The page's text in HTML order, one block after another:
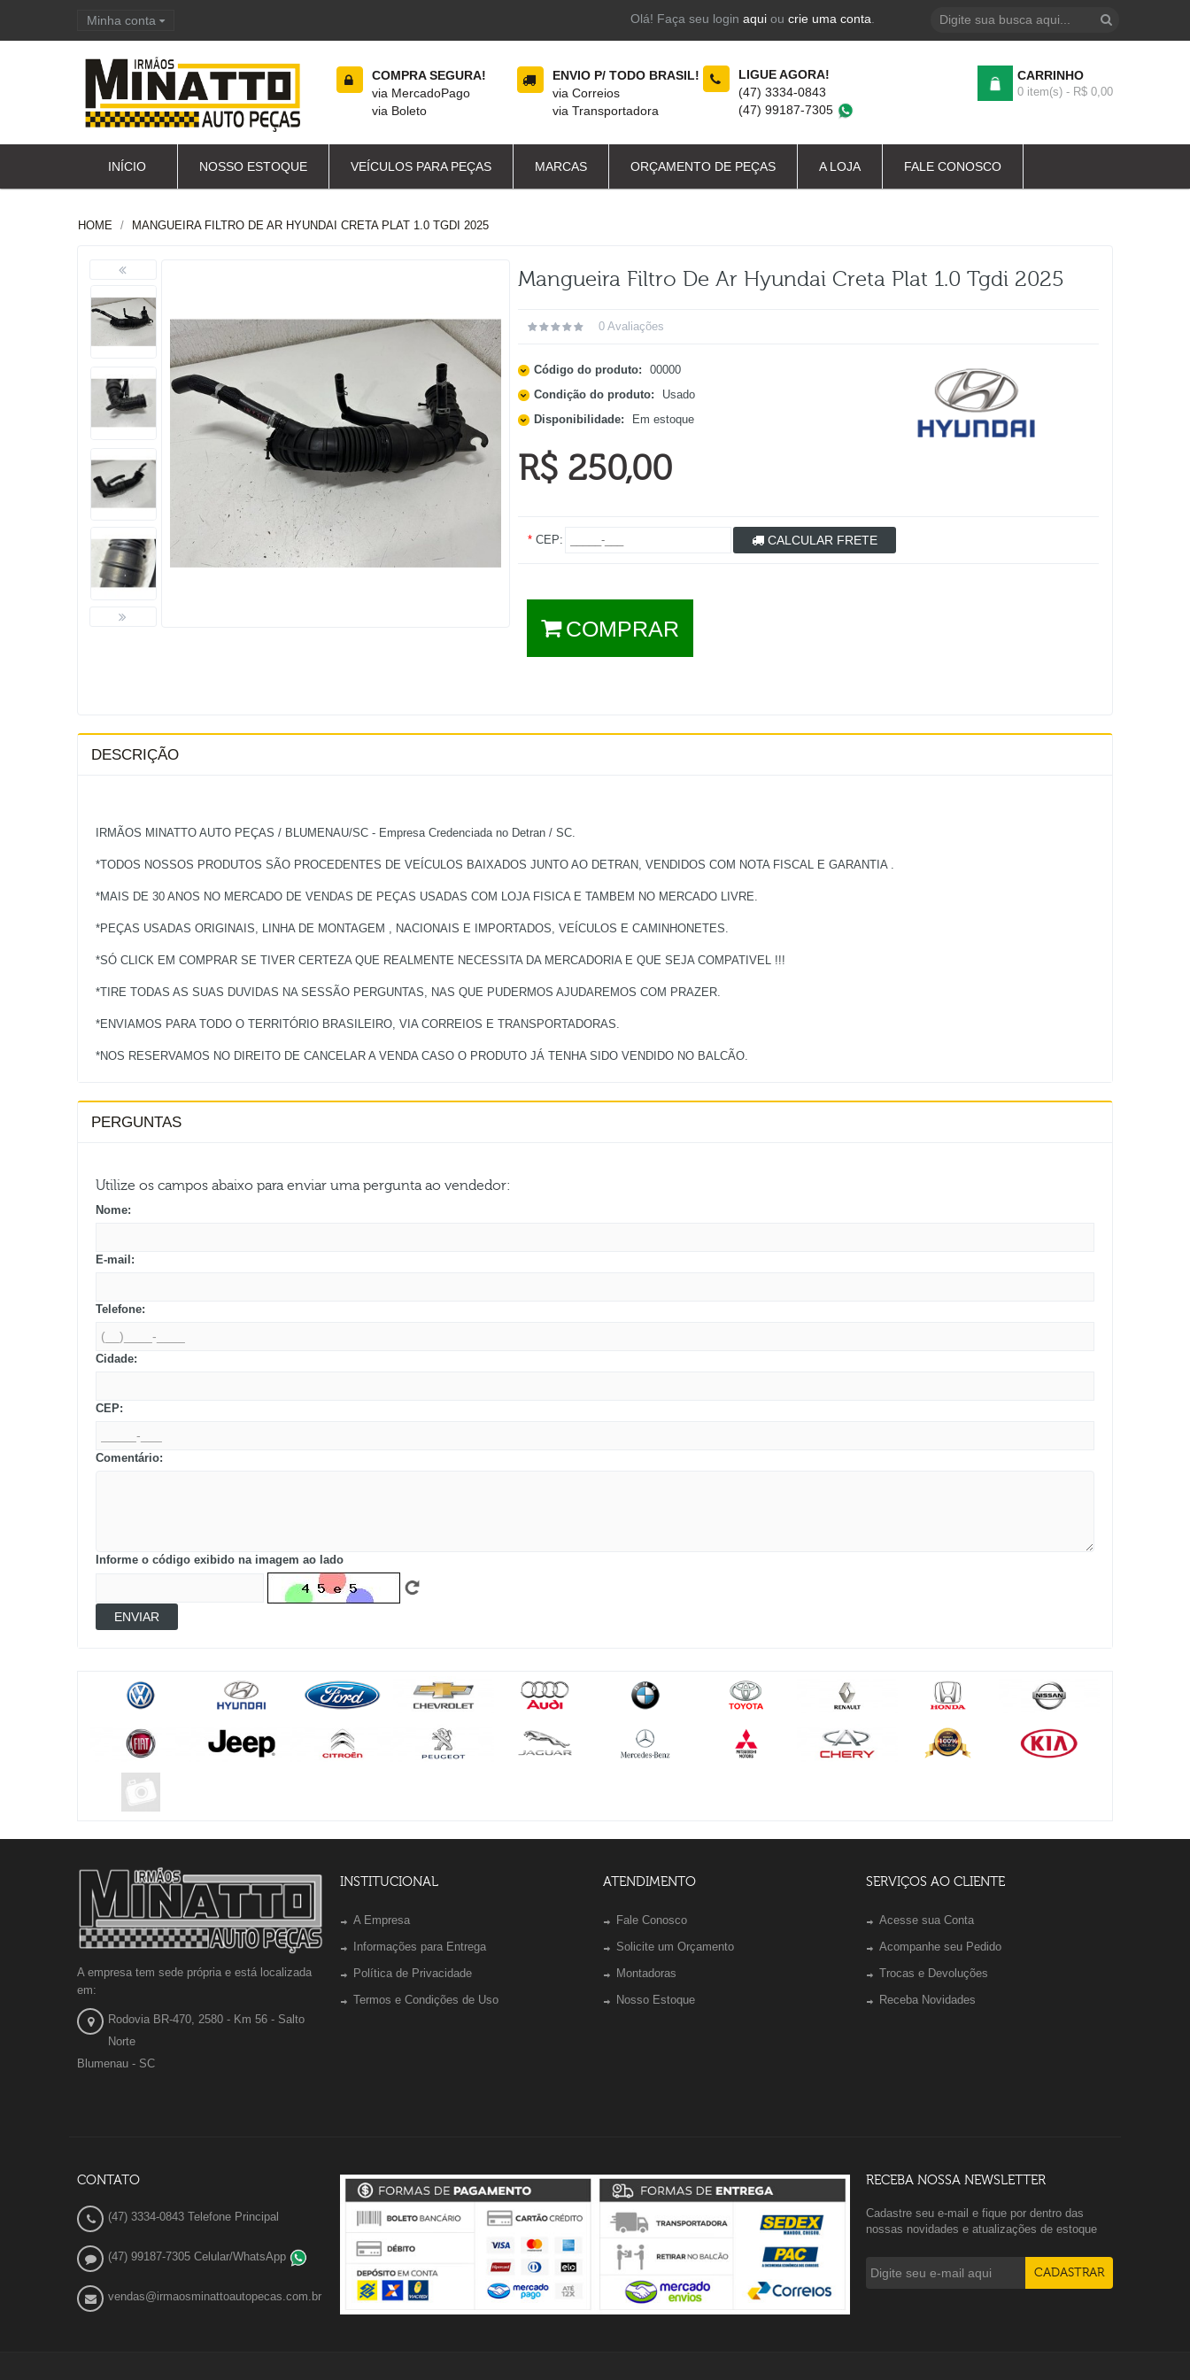
Minha conta Olá! Faça seu login aquiou crie uma conta
COMPRA SEGURA!
via MercadoPago
via Boleto
ENVIO P/ TODO BRASIL!
via Correios
via Transportadora
LIGUE AGORA!
(47) 3334-0843
(47) 99187-7305
CARRINHO
0 item(s) - R$ 0,00
INÍCIO NOSSO ESTOQUE VEÍCULOS PARA PEÇAS MARCAS ORÇAMENTO DE PEÇAS A LOJA FALE CONOSCO
HOME MANGUEIRA FILTRO DE AR HYUNDAI CRETA PLAT 1.0 TGDI 2025
Mangueira Filtro De Ar Hyundai Creta Plat 1.0 Tgdi 2025
0 Avaliações
Código do produto:
00000
Condição do produto:
Usado
Disponibilidade:
Em estoque
R$ 250,00
*CEP: CALCULAR FRETE
COMPRAR
DESCRIÇÃO
IRMÃOS MINATTO AUTO PEÇAS / BLUMENAU/SC - Empresa Credenciada no Detran / SC.
*TODOS NOSSOS PRODUTOS SÃO PROCEDENTES DE VEÍCULOS BAIXADOS JUNTO AO DETRAN, VENDIDOS COM NOTA FISCAL E GARANTIA .
*MAIS DE 30 ANOS NO MERCADO DE VENDAS DE PEÇAS USADAS COM LOJA FISICA E TAMBEM NO MERCADO LIVRE.
*PEÇAS USADAS ORIGINAIS, LINHA DE MONTAGEM , NACIONAIS E IMPORTADOS, VEÍCULOS E CAMINHONETES.
*SÓ CLICK EM COMPRAR SE TIVER CERTEZA QUE REALMENTE NECESSITA DA MERCADORIA E QUE SEJA COMPATIVEL !!!
*TIRE TODAS AS SUAS DUVIDAS NA SESSÃO PERGUNTAS, NAS QUE PUDERMOS AJUDAREMOS COM PRAZER.
*ENVIAMOS PARA TODO O TERRITÓRIO BRASILEIRO, VIA CORREIOS E TRANSPORTADORAS.
PERGUNTAS
Utilize os campos abaixo para enviar uma pergunta ao vendedor:
Nome:
E-mail:
Telefone:
Cidade:
CEP:
Comentário:
Informe o código exibido na imagem ao lado
ENVIAR
A empresa tem sede própria e está localizada
em:
Rodovia BR-470, 2580 - Km 56 - Salto
Norte
Blumenau - SC
INSTITUCIONAL
A Empresa
Informações para Entrega
Política de Privacidade
Termos e Condições de Uso
ATENDIMENTO
Fale Conosco
Solicite um Orçamento
Montadoras
Nosso Estoque
SERVIÇOS AO CLIENTE
Acesse sua Conta
Acompanhe seu Pedido
Trocas e Devoluções
Receba Novidades
CONTATO
(47) 3334-0843 Telefone Principal
(47) 99187-7305 Celular/WhatsApp
vendas@irmaosminattoautopecas.com.br
RECEBA NOSSA NEWSLETTER
Cadastre seu e-mail e fique por dentro das
nossas novidades e atualizações de estoque